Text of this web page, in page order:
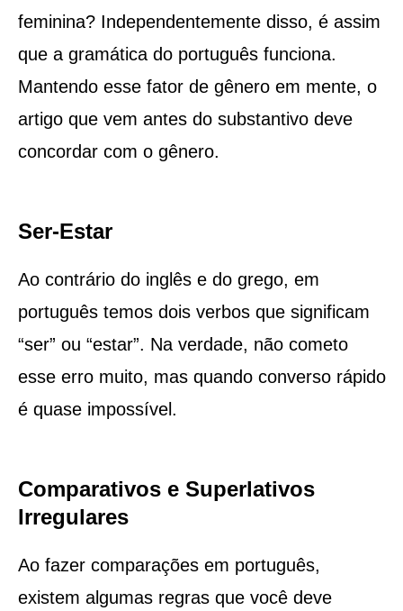
feminina? Independentemente disso, é assim
que a gramática do português funciona.
Mantendo esse fator de gênero em mente, o
artigo que vem antes do substantivo deve
concordar com o gênero.
Ser-Estar
Ao contrário do inglês e do grego, em
português temos dois verbos que significam
“ser” ou “estar”. Na verdade, não cometo
esse erro muito, mas quando converso rápido
é quase impossível.
Comparativos e Superlativos
Irregulares
Ao fazer comparações em português,
existem algumas regras que você deve